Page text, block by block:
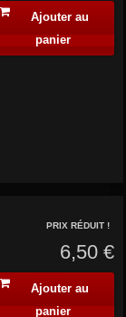
Ajouter au
panier
PRIX RÉDUIT !
6,50 €
Ajouter au
panier